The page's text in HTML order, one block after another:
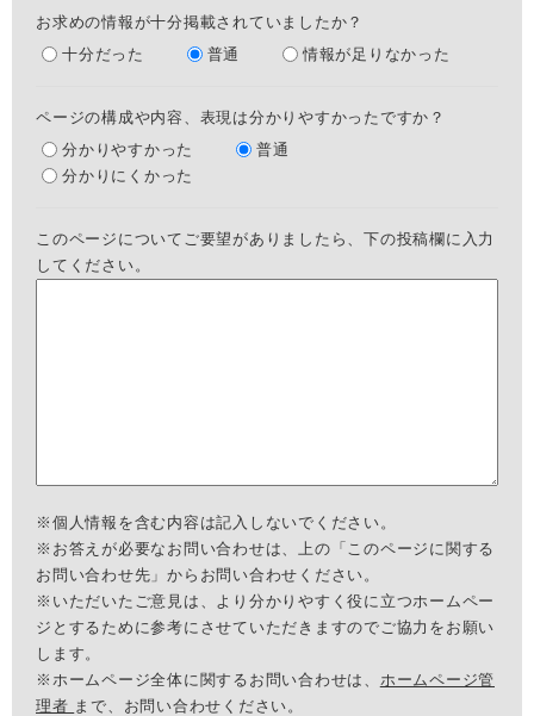
お求めの情報が十分掲載されていましたか？
十分だった
普通 情報が足りなかった
ページの構成や内容、表現は分かりやすかったですか？
分かりやすかった
普通
分かりにくかった
このページについてご要望がありましたら、下の投稿欄に入力
してください。
※個人情報を含む内容は記入しないでください。
※お答えが必要なお問い合わせは、上の「このページに関する
お問い合わせ先」からお問い合わせください。
※いただいたご意見は、より分かりやすく役に立つホームペー
ジとするために参考にさせていただきますのでご協力をお願い
します。
※ホームページ全体に関するお問い合わせは、 ホームページ管
理者 まで、お問い合わせください。